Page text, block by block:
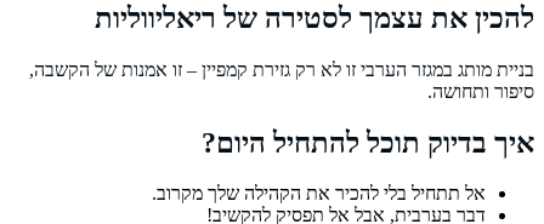
להכין את עצמך לסטירה של ריאליווליות
בניית מותג במגזר הערבי זו לא רק גזירת קמפיין – זו אמנות של הקשבה,
סיפור ותחושה.
איך בדיוק תוכל להתחיל היום?
אל תתחיל בלי להכיר את הקהילה שלך מקרוב.
דבר בערבית, אבל אל תפסיק להקשיב!